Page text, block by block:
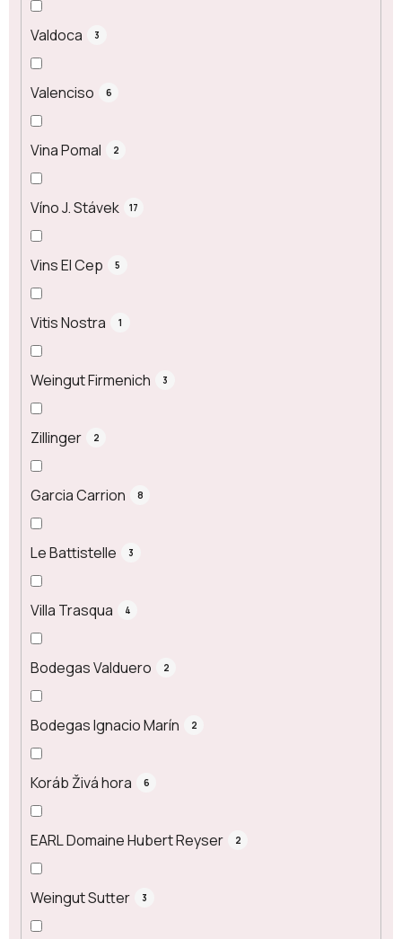
Valdoca 3
Valenciso 6
Vina Pomal 2
Víno J. Stávek 17
Vins El Cep 5
Vitis Nostra 1
Weingut Firmenich 3
Zillinger 2
Garcia Carrion 8
Le Battistelle 3
Villa Trasqua 4
Bodegas Valduero 2
Bodegas Ignacio Marín 2
Koráb Živá hora 6
EARL Domaine Hubert Reyser 2
Weingut Sutter 3